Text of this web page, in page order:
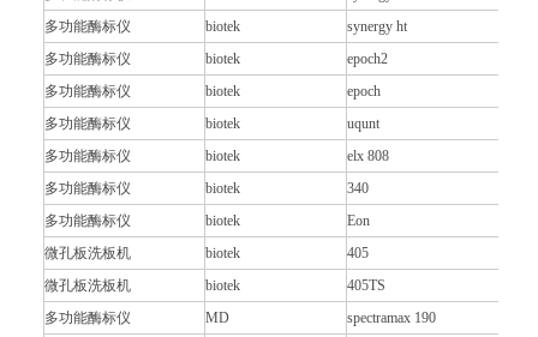
多功能酶标仪
biotek
synergy ht
多功能酶标仪
biotek
epoch2
多功能酶标仪
biotek
epoch
多功能酶标仪
biotek
uqunt
多功能酶标仪
biotek
elx 808
多功能酶标仪
biotek
340
多功能酶标仪
biotek
Eon
微孔板洗板机
biotek
405
微孔板洗板机
biotek
405TS
多功能酶标仪
MD
spectramax 190